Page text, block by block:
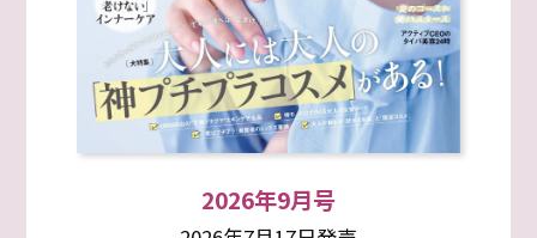
2026年9月号